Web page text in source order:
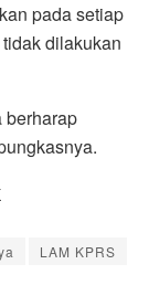
pada setiap
dilakukan
berharap
LAM KPRS